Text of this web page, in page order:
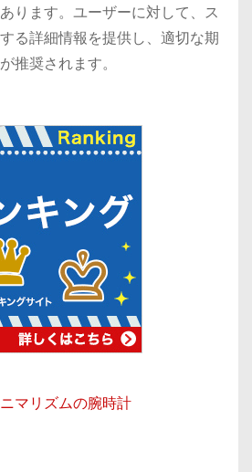
ります。ユーザーに対して、ス
る詳細情報を提供し、適切な期
推奨されます。
マリズムの腕時計